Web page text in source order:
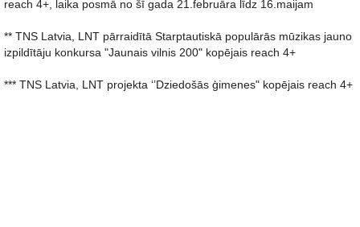
reach 4+, laika posmā no šī gada 21.februāra līdz 16.maijam
** TNS Latvia, LNT pārraidītā Starptautiskā populārās mūzikas jauno
izpildītāju konkursa "Jaunais vilnis 200" kopējais reach 4+
*** TNS Latvia, LNT projekta ‘’Dziedošās ģimenes" kopējais reach 4+